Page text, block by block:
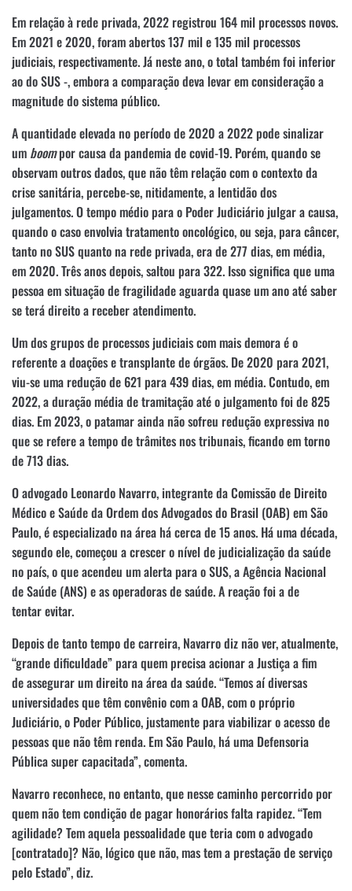
Em relação à rede privada, 2022 registrou 164 mil processos novos.
Em 2021 e 2020, foram abertos 137 mil e 135 mil processos
judiciais, respectivamente. Já neste ano, o total também foi inferior
ao do SUS -, embora a comparação deva levar em consideração a
magnitude do sistema público.
A quantidade elevada no período de 2020 a 2022 pode sinalizar
um boompor causa da pandemia de covid-19. Porém, quando se
observam outros dados, que não têm relação com o contexto da
crise sanitária, percebe-se, nitidamente, a lentidão dos
julgamentos. O tempo médio para o Poder Judiciário julgar a causa,
quando o caso envolvia tratamento oncológico, ou seja, para câncer,
tanto no SUS quanto na rede privada, era de 277 dias, em média,
em 2020. Três anos depois, saltou para 322. Isso significa que uma
pessoa em situação de fragilidade aguarda quase um ano até saber
se terá direito a receber atendimento.
Um dos grupos de processos judiciais com mais demora é o
referente a doações e transplante de órgãos. De 2020 para 2021,
viu-se uma redução de 621 para 439 dias, em média. Contudo, em
2022, a duração média de tramitação até o julgamento foi de 825
dias. Em 2023, o patamar ainda não sofreu redução expressiva no
que se refere a tempo de trâmites nos tribunais, ficando em torno
de 713 dias.
O advogado Leonardo Navarro, integrante da Comissão de Direito
Médico e Saúde da Ordem dos Advogados do Brasil (OAB) em São
Paulo, é especializado na área há cerca de 15 anos. Há uma década,
segundo ele, começou a crescer o nível de judicialização da saúde
no país, o que acendeu um alerta para o SUS, a Agência Nacional
de Saúde (ANS) e as operadoras de saúde. A reação foi a de
tentar evitar.
Depois de tanto tempo de carreira, Navarro diz não ver, atualmente,
“grande dificuldade” para quem precisa acionar a Justiça a fim
de assegurar um direito na área da saúde. “Temos aí diversas
universidades que têm convênio com a OAB, com o próprio
Judiciário, o Poder Público, justamente para viabilizar o acesso de
pessoas que não têm renda. Em São Paulo, há uma Defensoria
Pública super capacitada”, comenta.
Navarro reconhece, no entanto, que nesse caminho percorrido por
quem não tem condição de pagar honorários falta rapidez. “Tem
agilidade? Tem aquela pessoalidade que teria com o advogado
[contratado]? Não, lógico que não, mas tem a prestação de serviço
pelo Estado”, diz.